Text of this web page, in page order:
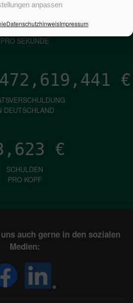
anpassen
DatenschutzhinweisImpressum
€
ZINSEN
PRO SEKUNDE
€
DEUTSCHLAND
€
SCHULDEN
PRO KOPF
auch gerne in den sozialen
Medien: